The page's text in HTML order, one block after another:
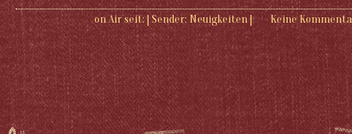
on Air seit:|Sender: Neuigkeiten| Keine